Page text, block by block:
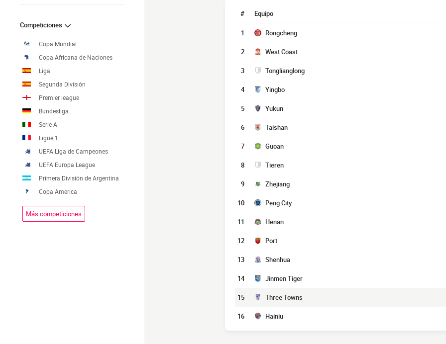
Competiciones
Copa Mundial
Copa Africana de Naciones
Liga
Segunda División
Premier league
Bundesliga
Serie A
Ligue 1
UEFA Liga de Campeones
UEFA Europa League
Primera División de Argentina
Copa America
Más competiciones
# Equipo
1 Rongcheng
2 West Coast
3 Tonglianglong
4 Yingbo
5 Yukun
6 Taishan
7 Guoan
8 Tieren
9 Zhejiang
10 Peng City
11 Henan
12 Port
13 Shenhua
14 Jinmen Tiger
15 Three Towns
16 Hainiu